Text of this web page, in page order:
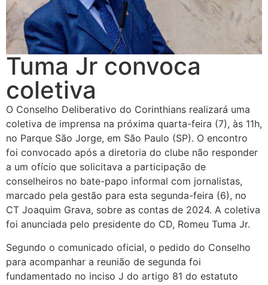
Tuma Jr convoca
coletiva
O Conselho Deliberativo do Corinthians realizará uma
coletiva de imprensa na próxima quarta-feira (7), às 11h,
no Parque São Jorge, em São Paulo (SP). O encontro
foi convocado após a diretoria do clube não responder
a um ofício que solicitava a participação de
conselheiros no bate-papo informal com jornalistas,
marcado pela gestão para esta segunda-feira (6), no
CT Joaquim Grava, sobre as contas de 2024. A coletiva
foi anunciada pelo presidente do CD, Romeu Tuma Jr.
Segundo o comunicado oficial, o pedido do Conselho
para acompanhar a reunião de segunda foi
fundamentado no inciso J do artigo 81 do estatuto